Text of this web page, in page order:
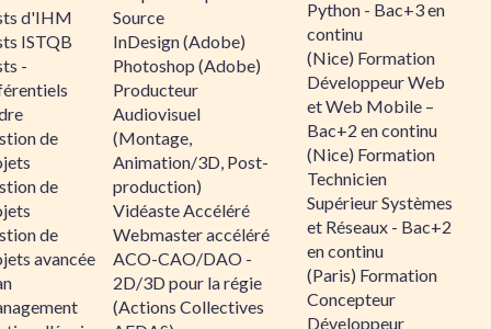
d'IHM
ISTQB
-
de
de
de
avancée
Source
InDesign (Adobe)
Photoshop (Adobe)
Producteur
Audiovisuel
(Montage,
Animation/3D, Post-
production)
Vidéaste Accéléré
Webmaster accéléré
ACO-CAO/DAO -
2D/3D pour la régie
(Actions Collectives
Python - Bac+3 en
continu
(Nice) Formation
Développeur Web
et Web Mobile –
Bac+2 en continu
(Nice) Formation
Technicien
Supérieur Systèmes
et Réseaux - Bac+2
en continu
(Paris) Formation
Concepteur
Développeur